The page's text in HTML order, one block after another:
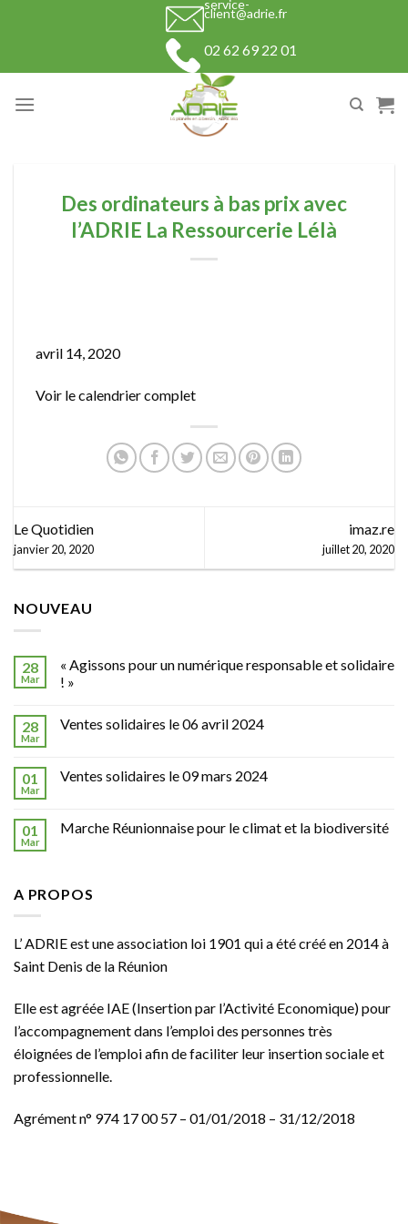
service-
client@adrie.fr
02 62 69 22 01
Des ordinateurs à bas prix avec
l’ADRIE La Ressourcerie Lélà
ordinateurs
bas
Lélà
avril 14, 2020
Voir le calendrier complet
Le Quotidien
janvier 20, 2020
imaz.re
juillet 20, 2020
NOUVEAU
28
Mar
« Agissons pour un numérique responsable et solidaire
! »
28
Mar
Ventes solidaires le 06 avril 2024
01
Mar
Ventes solidaires le 09 mars 2024
01
Mar
Marche Réunionnaise pour le climat et la biodiversité
A PROPOS
L’ ADRIE est une association loi 1901 qui a été créé en 2014 à
Saint Denis de la Réunion
Elle est agréée IAE(Insertion par l’Activité Economique) pour
l’accompagnement dans l’emploi des personnes très
éloignées de l’emploi afin de faciliter leur insertion sociale et
professionnelle.
Agrément n° 974 17 00 57 – 01/01/2018 – 31/12/2018